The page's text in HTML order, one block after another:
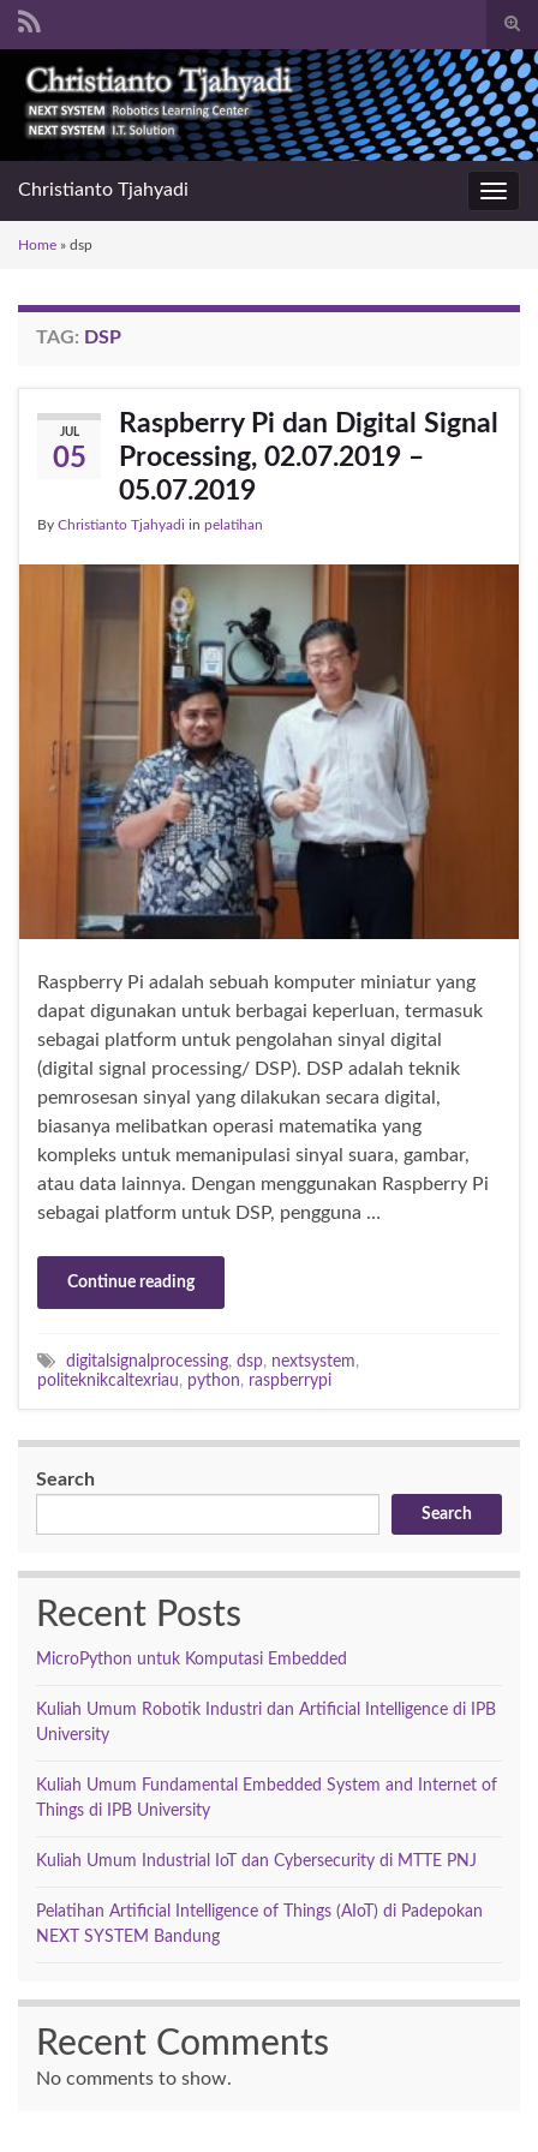
form
Search for:
Christianto Tjahyadi
Home » dsp
TAG: DSP
JUL
05
Raspberry Pi dan Digital Signal
Processing, 02.07.2019 –
05.07.2019
By Christianto Tjahyadi in pelatihan
Raspberry Pi adalah sebuah komputer miniatur yang
dapat digunakan untuk berbagai keperluan, termasuk
sebagai platform untuk pengolahan sinyal digital
(digital signal processing/ DSP). DSP adalah teknik
pemrosesan sinyal yang dilakukan secara digital,
biasanya melibatkan operasi matematika yang
kompleks untuk memanipulasi sinyal suara, gambar,
atau data lainnya. Dengan menggunakan Raspberry Pi
sebagai platform untuk DSP, pengguna …
Continue reading
digitalsignalprocessing, dsp, nextsystem,
politeknikcaltexriau, python, raspberrypi
Search
Search
Recent Posts
MicroPython untuk Komputasi Embedded
Kuliah Umum Robotik Industri dan Artificial Intelligence di IPB
University
Kuliah Umum Fundamental Embedded System and Internet of
Things di IPB University
Kuliah Umum Industrial IoT dan Cybersecurity di MTTE PNJ
Pelatihan Artificial Intelligence of Things (AIoT) di Padepokan
NEXT SYSTEM Bandung
Recent Comments
No comments to show.